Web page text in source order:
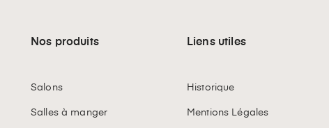
Nos produits
Salons
Salles à manger
Liens utiles
Historique
Mentions Légales